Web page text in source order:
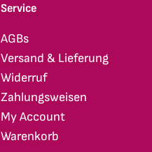
Service
AGBs
Versand & Lieferung
Widerruf
Zahlungsweisen
My Account
Warenkorb